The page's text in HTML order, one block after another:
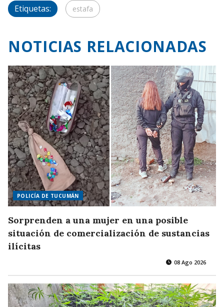
Etiquetas: estafa
NOTICIAS RELACIONADAS
POLICÍA DE TUCUMÁN
Sorprenden a una mujer en una posible
situación de comercialización de sustancias
ilícitas
08 Ago 2026